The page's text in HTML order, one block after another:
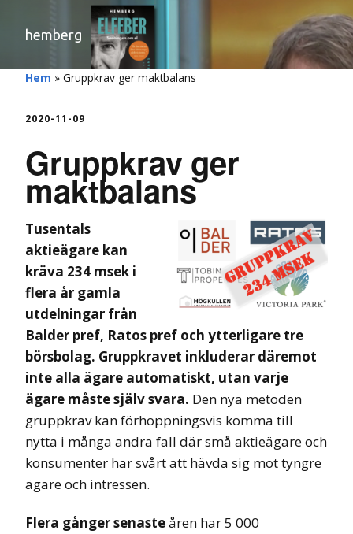
hemberg
Hem » Gruppkrav ger maktbalans
2020-11-09
Gruppkrav ger
maktbalans
Tusentals
aktieägare kan
kräva 234 msek i
flera år gamla
utdelningar från
Balder pref, Ratos pref och ytterligare tre
börsbolag. Gruppkravet inkluderar däremot
inte alla ägare automatiskt, utan varje
ägare måste själv svara. Den nya metoden
gruppkrav kan förhoppningsvis komma till
nytta i många andra fall där små aktieägare och
konsumenter har svårt att hävda sig mot tyngre
ägare och intressen.
Flera gånger senasteåren har5 000